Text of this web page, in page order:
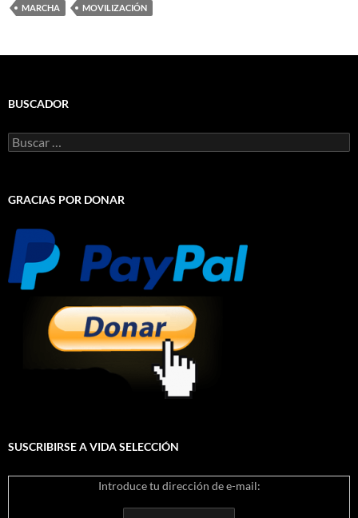
MARCHA
MOVILIZACIÓN
BUSCADOR
Buscar:
GRACIAS POR DONAR
SUSCRIBIRSE A VIDA SELECCIÓN
Introduce tu dirección de e-mail: